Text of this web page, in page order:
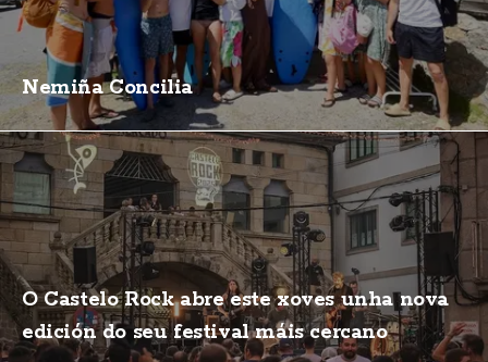
Nemiña Concilia
O Castelo Rock abre este xoves unha nova
edición do seu festival máis cercano